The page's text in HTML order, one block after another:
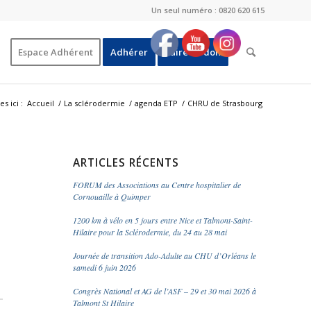
Un seul numéro : 0820 620 615
Espace Adhérent Adhérer Faire un don
ici : Accueil / La sclérodermie / agenda ETP / CHRU de Strasbourg
ARTICLES RÉCENTS
FORUM des Associations au Centre hospitalier de
Cornouaille à Quimper
1200 km à vélo en 5 jours entre Nice et Talmont-Saint-
Hilaire pour la Sclérodermie, du 24 au 28 mai
Journée de transition Ado-Adulte au CHU d’Orléans le
samedi 6 juin 2026
Congrès National et AG de l’ASF – 29 et 30 mai 2026 à
Talmont St Hilaire